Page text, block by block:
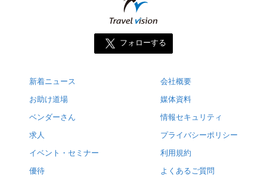
フォローする
新着ニュース
お助け道場
ベンダーさん
求人
イベント・セミナー
優待
会社概要
媒体資料
情報セキュリティ
プライバシーポリシー
利用規約
よくあるご質問